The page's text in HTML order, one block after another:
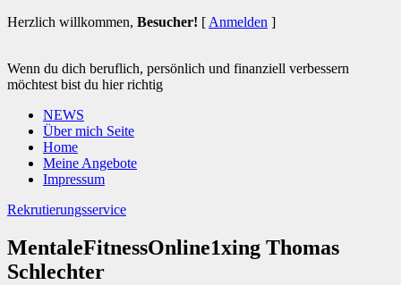
Herzlich willkommen, Besucher! [ Anmelden ]
Wenn du dich beruflich, persönlich und finanziell verbessern
möchtest bist du hier richtig
NEWS
Über mich Seite
Home
Meine Angebote
Impressum
Rekrutierungsservice
MentaleFitnessOnline1xing Thomas
Schlechter